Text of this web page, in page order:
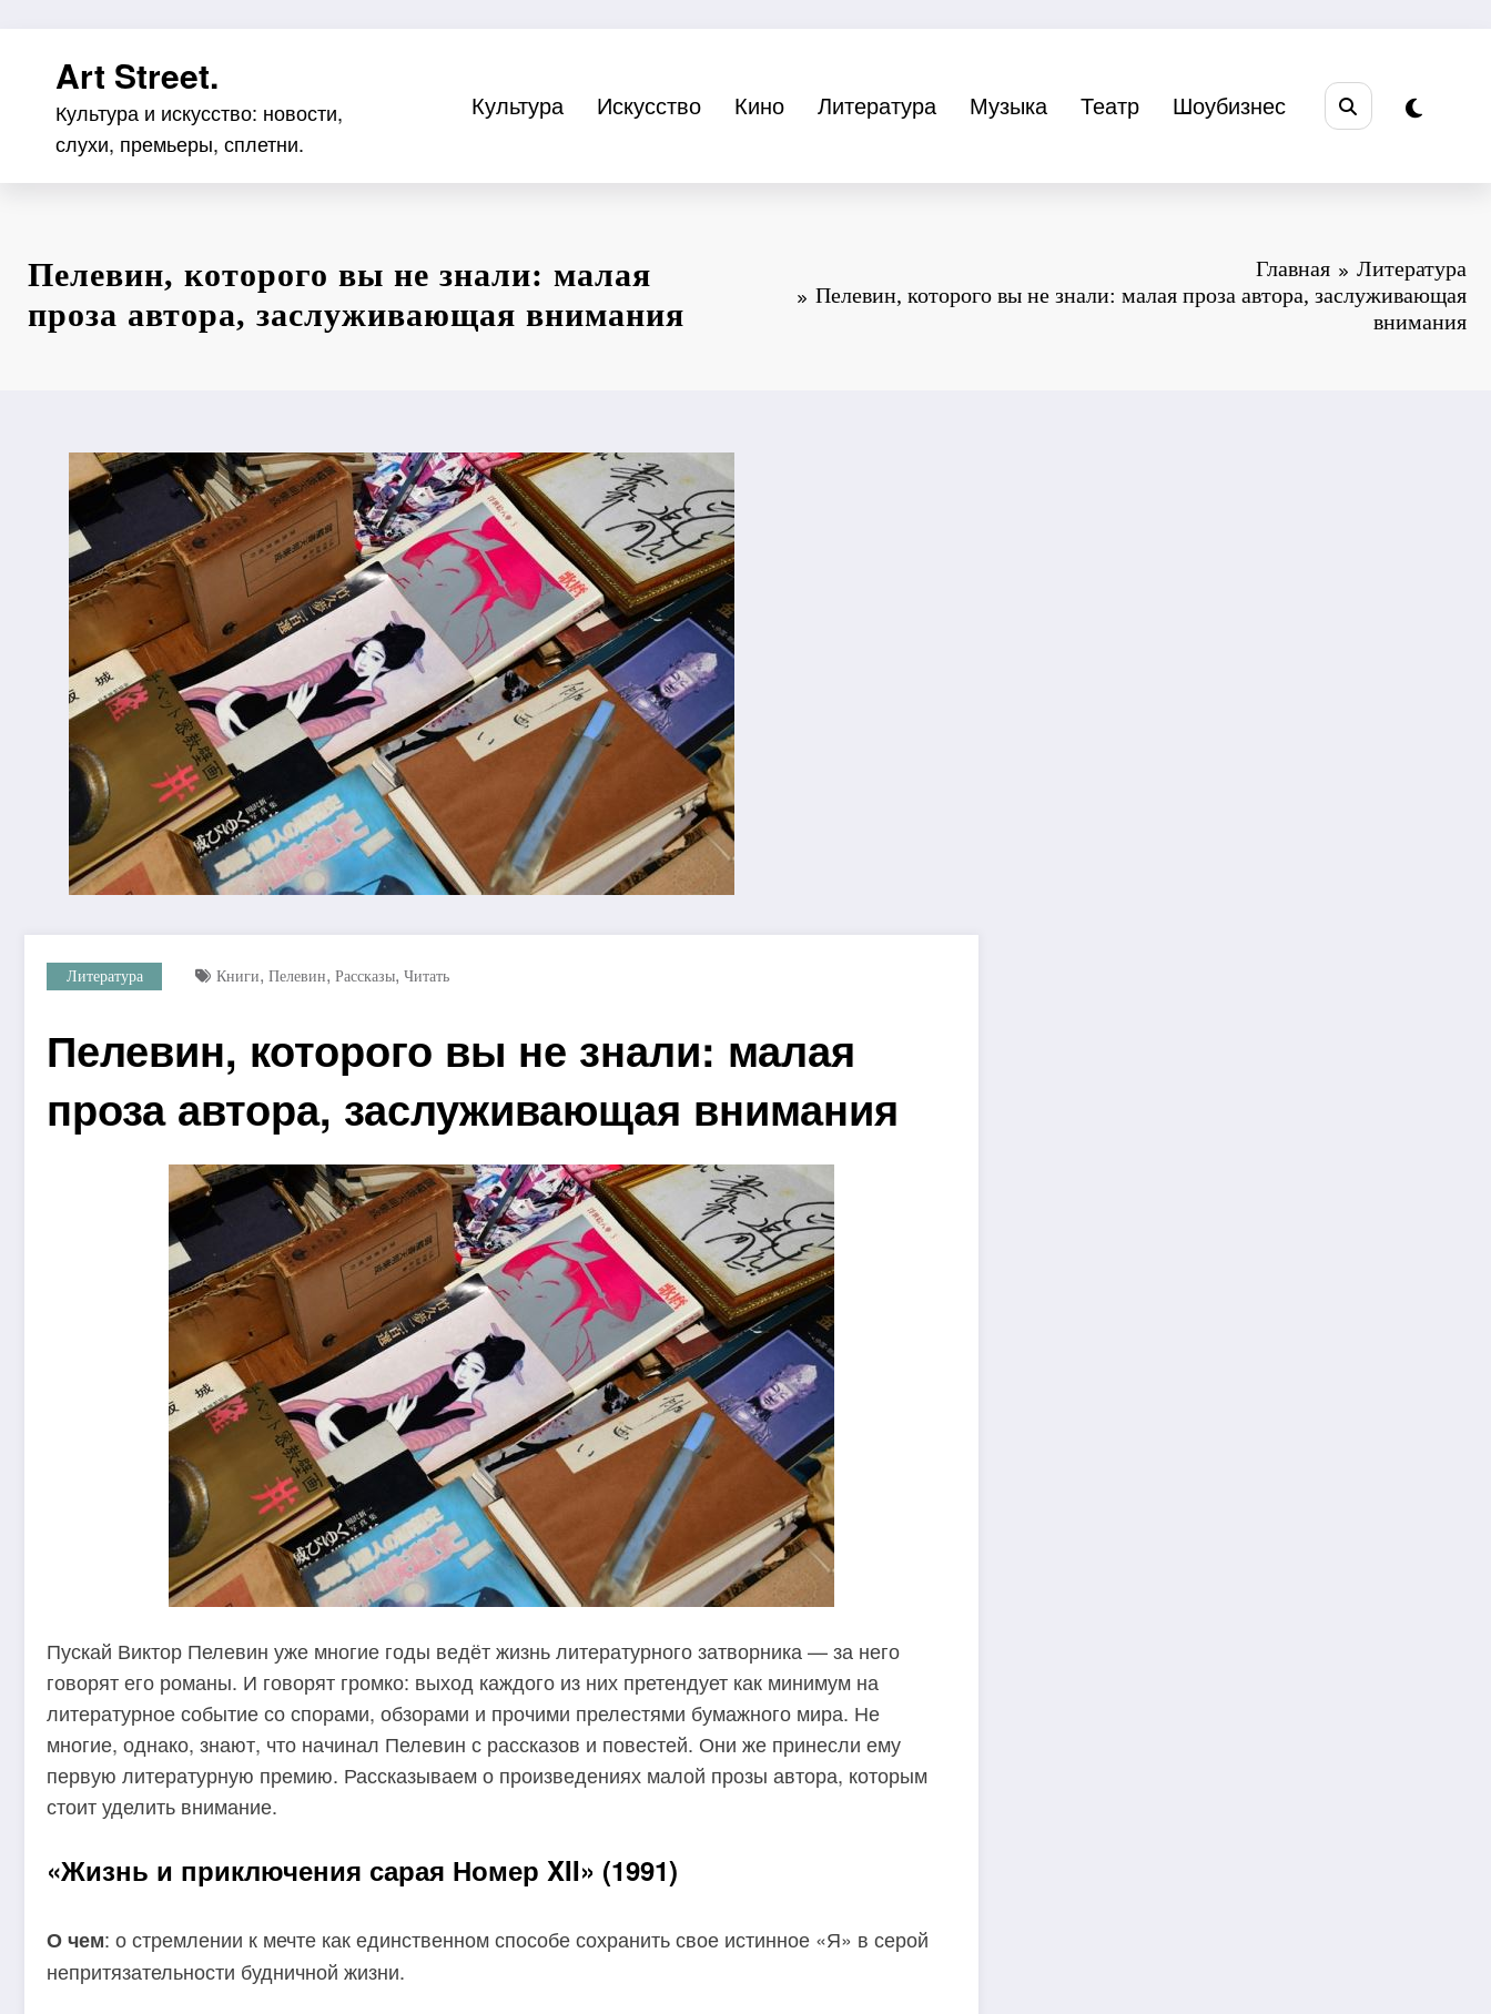
содержимомуArt Street.
Культура и искусство: новости,
слухи, премьеры, сплетни.
Культура Искусство Кино Литература Музыка Театр Шоубизнес
Пелевин, которого вы не знали: малая
проза автора, заслуживающая внимания
Главная
Литература
Пелевин, которого вы не знали: малая проза автора, заслуживающая
внимания
Литература Книги, Пелевин, Рассказы, Читать
Пелевин, которого вы не знали: малая
проза автора, заслуживающая внимания
Пускай Виктор Пелевин уже многие годы ведёт жизнь литературного затворника — за него
говорят его романы. И говорят громко: выход каждого из них претендует как минимум на
литературное событие со спорами, обзорами и прочими прелестями бумажного мира. Не
многие, однако, знают, что начинал Пелевин с рассказов и повестей. Они же принесли ему
первую литературную премию. Рассказываем о произведениях малой прозы автора, которым
стоит уделить внимание.
«Жизнь и приключения сарая Номер XII» (1991)
О чем: о стремлении к мечте как единственном способе сохранить свое истинное «Я» в серой
непритязательности будничной жизни.